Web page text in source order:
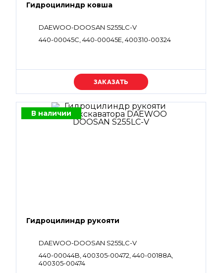
Гидроцилиндр ковша
DAEWOO-DOOSAN S255LC-V
440-00045C, 440-00045E, 400310-00324
Уточняйте цену
В наличии
Гидроцилиндр рукояти
DAEWOO-DOOSAN S255LC-V
440-00044B, 400305-00472, 440-00188A,
400305-00474